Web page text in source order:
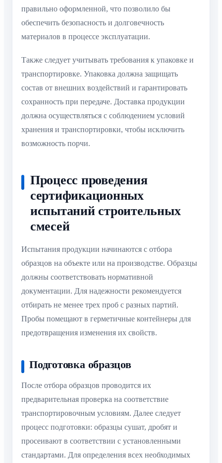
правильно оформленной, что позволило бы
обеспечить безопасность и долговечность
материалов в процессе эксплуатации.
Также следует учитывать требования к упаковке и
транспортировке. Упаковка должна защищать
состав от внешних воздействий и гарантировать
сохранность при передаче. Доставка продукции
должна осуществляться с соблюдением условий
хранения и транспортировки, чтобы исключить
возможность порчи.
Процесс проведения
сертификационных
испытаний строительных
смесей
Испытания продукции начинаются с отбора
образцов на объекте или на производстве. Образцы
должны соответствовать нормативной
документации. Для надежности рекомендуется
отбирать не менее трех проб с разных партий.
Пробы помещают в герметичные контейнеры для
предотвращения изменения их свойств.
Подготовка образцов
После отбора образцов проводится их
предварительная проверка на соответствие
транспортировочным условиям. Далее следует
процесс подготовки: образцы сушат, дробят и
просеивают в соответствии с установленными
стандартами. Для определения всех необходимых